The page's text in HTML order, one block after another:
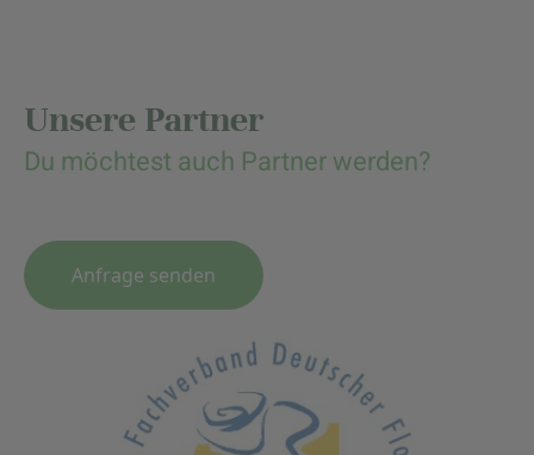
Unsere Partner
Du möchtest auch Partner werden?
Anfrage senden